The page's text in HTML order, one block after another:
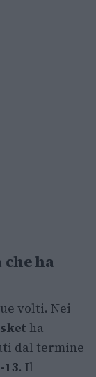
ha
volti. Nei
ha
dal termine
-13. Il